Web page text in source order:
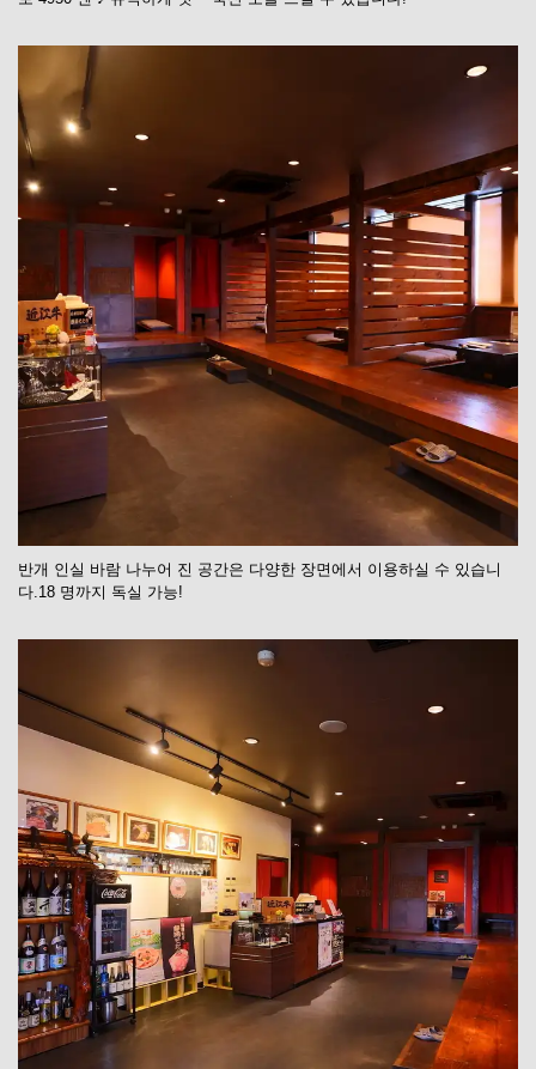
반개 인실 바람 나누어 진 공간은 다양한 장면에서 이용하실 수 있습니
다.18 명까지 독실 가능!